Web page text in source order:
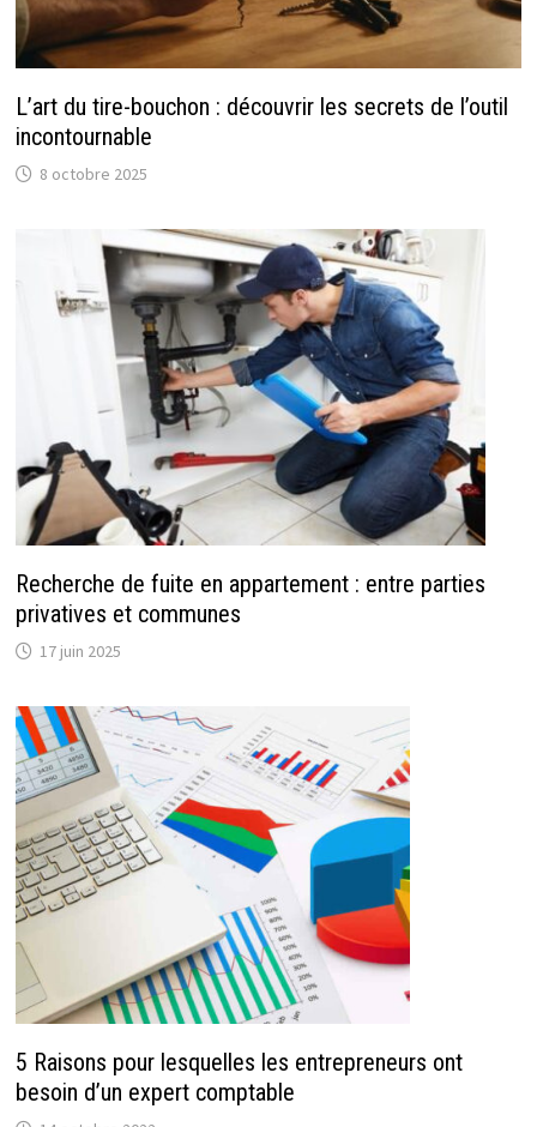
L’art du tire-bouchon : découvrir les secrets de l’outil
incontournable
8 octobre 2025
Recherche de fuite en appartement : entre parties
privatives et communes
17 juin 2025
5 Raisons pour lesquelles les entrepreneurs ont
besoin d’un expert comptable